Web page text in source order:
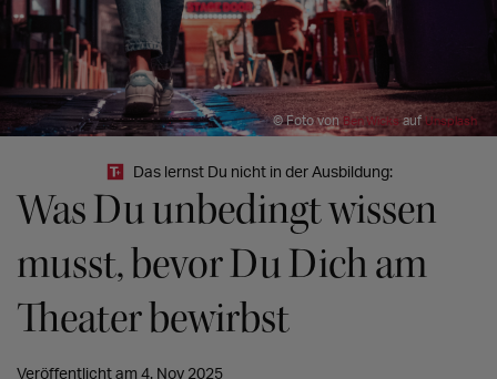
© Foto von Ben WicksaufUnsplash
Das lernst Du nicht in der Ausbildung:
Was Du unbedingt wissen
musst, bevor Du Dich am
Theater bewirbst
Veröffentlicht am 4. Nov 2025